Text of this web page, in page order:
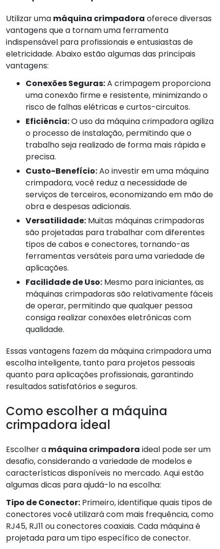
Utilizar uma máquina crimpadora oferece diversas
vantagens que a tornam uma ferramenta
indispensável para profissionais e entusiastas de
eletricidade. Abaixo estão algumas das principais
vantagens:
Conexões Seguras:A crimpagem proporciona
uma conexão firme e resistente, minimizando o
risco de falhas elétricas e curtos-circuitos.
Eficiência:O uso da máquina crimpadora agiliza
o processo de instalação, permitindo que o
trabalho seja realizado de forma mais rápida e
precisa.
Custo-Benefício:Ao investir em uma máquina
crimpadora, você reduz a necessidade de
serviços de terceiros, economizando em mão de
obra e despesas adicionais.
Versatilidade: Muitas máquinas crimpadoras
são projetadas para trabalhar com diferentes
tipos de cabos e conectores, tornando-as
ferramentas versáteis para uma variedade de
aplicações.
Facilidade de Uso: Mesmo para iniciantes, as
máquinas crimpadoras são relativamente fáceis
de operar, permitindo que qualquer pessoa
consiga realizar conexões eletrônicas com
qualidade.
Essas vantagens fazem da máquina crimpadora uma
escolha inteligente, tanto para projetos pessoais
quanto para aplicações profissionais, garantindo
resultados satisfatórios e seguros.
Como escolher a máquina
crimpadora ideal
Escolher a máquina crimpadora ideal pode ser um
desafio, considerando a variedade de modelos e
características disponíveis no mercado. Aqui estão
algumas dicas para ajudá-lo na escolha:
Tipo de Conector: Primeiro, identifique quais tipos de
conectores você utilizará com mais frequência, como
RJ45, RJ11 ou conectores coaxiais. Cada máquina é
projetada para um tipo específico de conector.